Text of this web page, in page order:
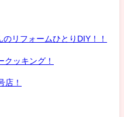
リフォームひとりDIY！！
クッキング！
店！